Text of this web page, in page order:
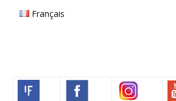
Français